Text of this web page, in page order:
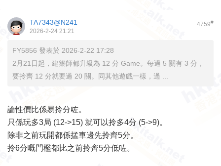
4759#
TA7343@N241
2026-2-24 21:21
FY5856 發表於 2026-2-22 17:28
2月21日起，建築師都升級為 12 分 Game。每過 5 關有 3 分，
要拎齊 12 分就要過 20 關。同其他遊戲一樣，過 ...
論性價比係易拎分咗。
只係玩多3局 (12->15) 就可以拎多4分 (5->9)。
除非之前玩開都係掹車邊先拎齊5分。
拎6分嘅門檻都比之前拎齊5分低咗。